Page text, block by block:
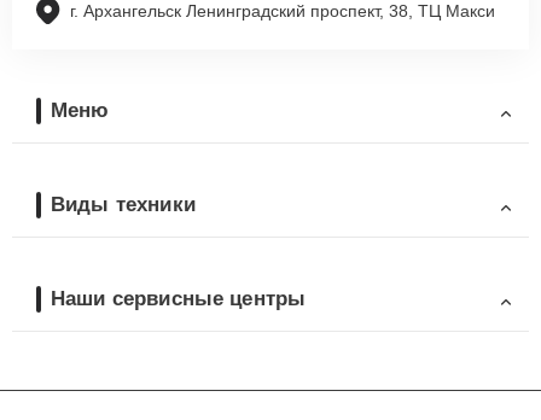
г. Архангельск Ленинградский проспект, 38, ТЦ Макси
Меню
Виды техники
Наши сервисные центры